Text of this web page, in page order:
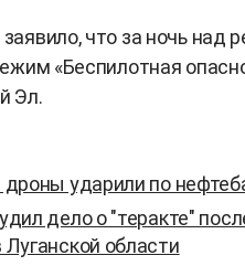
что за ночь над
«Беспилотная
Эл.
дроны ударили по
дело о "теракте"
области